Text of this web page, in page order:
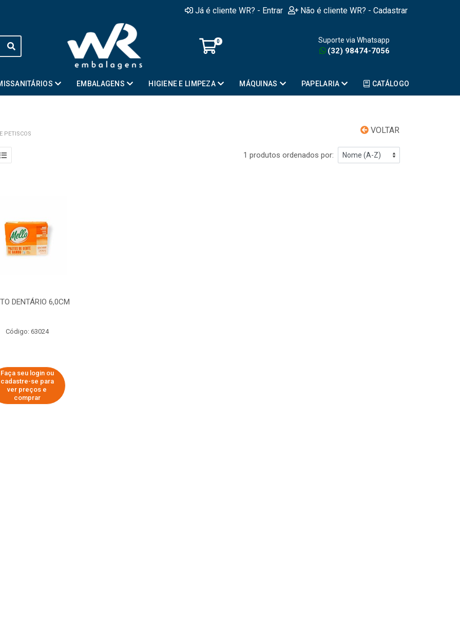
Já é cliente WR? - Entrar Não é cliente WR? - Cadastrar
0 Suporte via Whatsapp
(32) 98474-7056
EMBALAGENS HIGIENE E LIMPEZA MÁQUINAS PAPELARIA CATÁLOGO
VOLTAR
PETISCOS
1 produtos ordenados por:
DENTÁRIO 6,0CM
Código: 63024
Faça seu login ou
cadastre-se para
ver preços e
comprar